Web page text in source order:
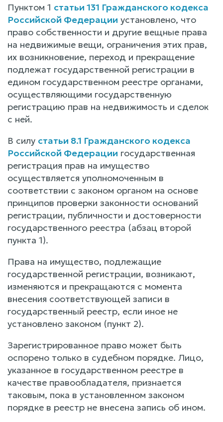
Пунктом 1 статьи 131 Гражданского кодекса
Российской Федерации установлено, что
право собственности и другие вещные права
на недвижимые вещи, ограничения этих прав,
их возникновение, переход и прекращение
подлежат государственной регистрации в
едином государственном реестре органами,
осуществляющими государственную
регистрацию прав на недвижимость и сделок
с ней.
В силу статьи 8.1 Гражданского кодекса
Российской Федерации государственная
регистрация прав на имущество
осуществляется уполномоченным в
соответствии с законом органом на основе
принципов проверки законности оснований
регистрации, публичности и достоверности
государственного реестра (абзац второй
пункта 1).
Права на имущество, подлежащие
государственной регистрации, возникают,
изменяются и прекращаются с момента
внесения соответствующей записи в
государственный реестр, если иное не
установлено законом (пункт 2).
Зарегистрированное право может быть
оспорено только в судебном порядке. Лицо,
указанное в государственном реестре в
качестве правообладателя, признается
таковым, пока в установленном законом
порядке в реестр не внесена запись об ином.